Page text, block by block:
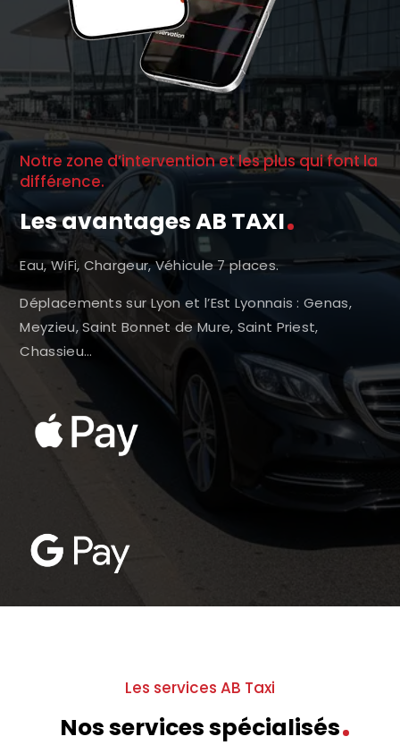
Notre zone d’intervention et les plus qui font la
différence.
Les avantages AB TAXI
Eau, WiFi, Chargeur, Véhicule 7 places.
Déplacements sur Lyon et l’Est Lyonnais : Genas,
Meyzieu, Saint Bonnet de Mure, Saint Priest,
Chassieu…
Les services AB Taxi
Nos services spécialisés